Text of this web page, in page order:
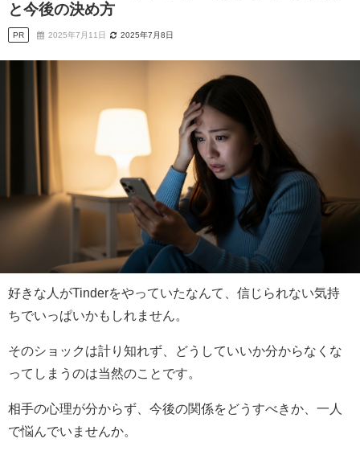
と今後の決め方
PR 2025年7月11日 2025年7月8日
好きな人がTinderをやっていたなんて、信じられない気持
ちでいっぱいかもしれません。
そのショックは計り知れず、どうしていいか分からなくな
ってしまうのは当然のことです。
相手の心理が分からず、今後の関係をどうすべきか、一人
で悩んでいませんか。